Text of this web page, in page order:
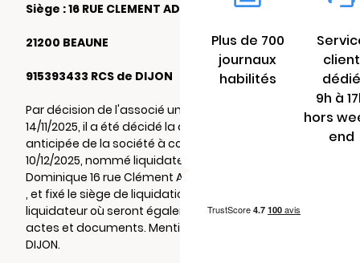
Siège : 16 RUE CLEMENT ADER
21200 BEAUNE
915393433 RCS de DIJON
Par décision de l'associé unique du
14/11/2025, il a été décidé la dissolution
anticipée de la société à compter du
10/12/2025, nommé liquidateur M. BEAU
Dominique 16 rue Clément Ader 21200 BEAUNE
, et fixé le siège de liquidation à l'adresse du
liquidateur où seront également notifiés
actes et documents. Mention au RCS de
DIJON.
Plus de 700
journaux
habilités
client
dédié
9h à
hors
end